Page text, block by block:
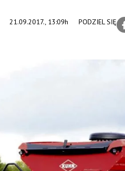
21.09.2017., 13:09h PODZIEL SIĘ